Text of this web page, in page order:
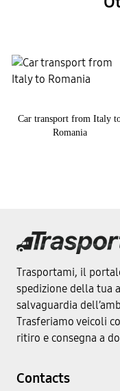
Car transport from Italy
Romania
Trasportami, il
spedizione della tua
salvaguardia
Trasferiamo veicoli
ritiro e consegna a
Contacts